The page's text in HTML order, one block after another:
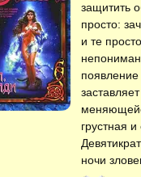
защитить
просто:
и те
грустная
ночи